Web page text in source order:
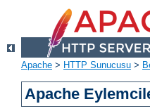
Apache > HTTP Sunucusu >
Apache